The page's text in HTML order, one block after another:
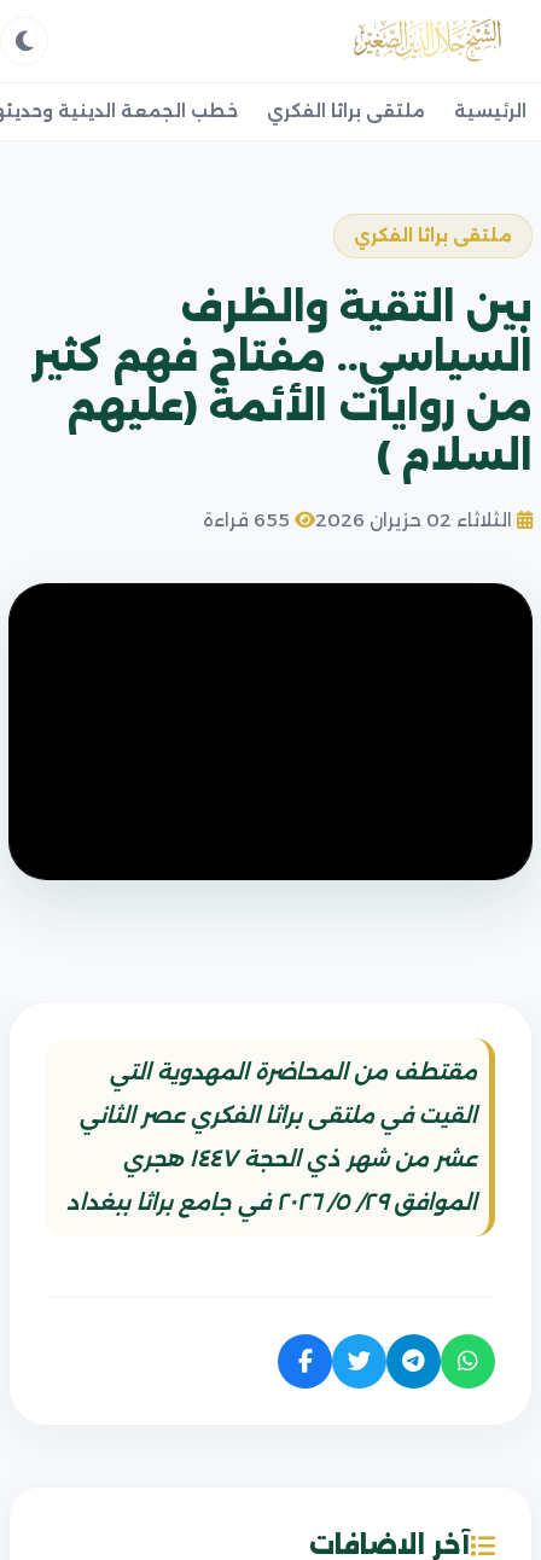
الرئيسية ملتقى براثا الفكري خطب الجمعة الدينية
ملتقى براثا الفكري
بين التقية والظرف
السياسي.. مفتاح فهم كثير
من روايات الأئمة (عليهم
السلام )
الثلاثاء 02 حزيران 2026
مقتطف من المحاضرة المهدوية التي
القيت في ملتقى براثا الفكري عصر الثاني
عشر من شهر ذي الحجة ١٤٤٧ هجري
الموافق ٢٩/ ٥/ ٢٠٢٦ في جامع براثا ببغداد
آخر الاضافات